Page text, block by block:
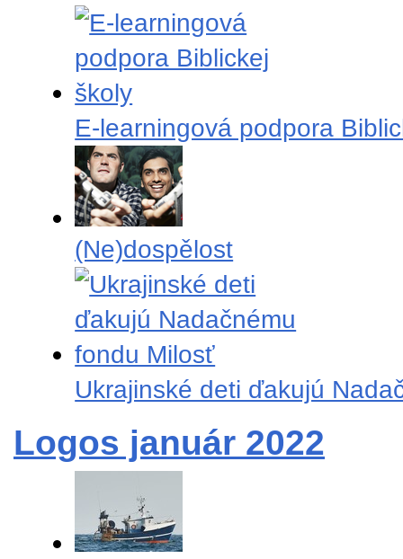
E-learningová podpora
(Ne)dospělost
Ukrajinské deti ďakujú
Logos január 2022